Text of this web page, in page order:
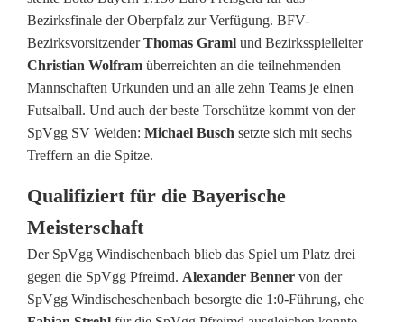
Bezirksfinale der Oberpfalz zur Verfügung. BFV-
BezirksvorsitzenderThomas Graml und Bezirksspielleiter
Christian Wolfram überreichten an die teilnehmenden
Mannschaften Urkunden und an alle zehn Teams je einen
Futsalball. Und auch der beste Torschütze kommt von der
SpVgg SV Weiden: Michael Busch setzte sich mit sechs
Treffern an die Spitze.
Qualifiziert für die Bayerische
Meisterschaft
Der SpVgg Windischenbach blieb das Spiel um Platz drei
gegen die SpVgg Pfreimd. Alexander Benner von der
SpVgg Windischeschenbach besorgte die 1:0-Führung, ehe